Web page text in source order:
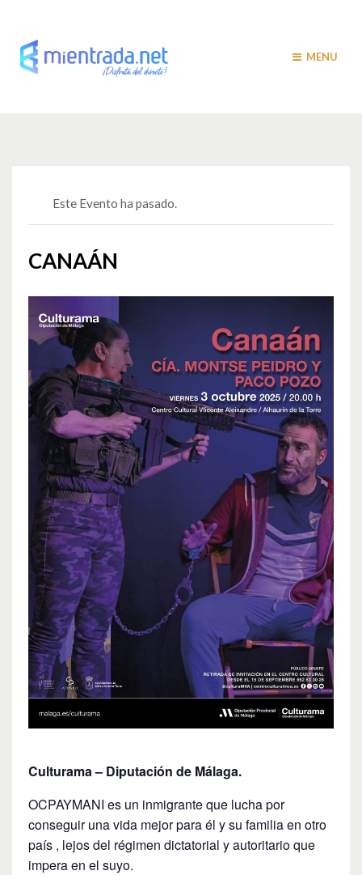
MENU
Este Evento ha pasado.
CANAÁN
Culturama – Diputación de Málaga.
OCPAYMANI es un inmigrante que lucha por
conseguir una vida mejor para él y su familia en otro
país , lejos del régimen dictatorial y autoritario que
impera en el suyo.